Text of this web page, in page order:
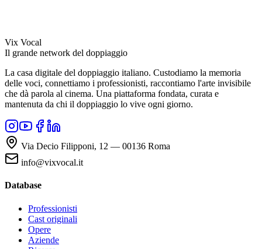
Vix Vocal
Il grande network del doppiaggio
La casa digitale del doppiaggio italiano. Custodiamo la memoria
delle voci, connettiamo i professionisti, raccontiamo l'arte invisibile
che dà parola al cinema. Una piattaforma fondata, curata e
mantenuta da chi il doppiaggio lo vive ogni giorno.
Via Decio Filipponi, 12 — 00136 Roma
info@vixvocal.it
Database
Professionisti
Cast originali
Opere
Aziende